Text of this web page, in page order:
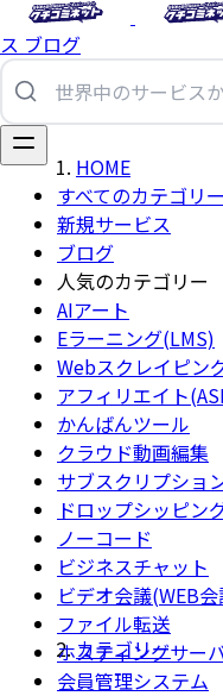
ス ブログ
すべてのカテゴリー
新規サービス
ブログ
人気のカテゴリー
AIアート
Eラーニング(LMS)
Webスクレイピン
アフィリエイト
かんばんツール
クラウド動画編集
サブスクリプショ
ドロップシッピン
ノーコード
ビジネスチャット
ビデオ会議(WEB
ファイル転送
ホスティングサー
会員管理システム
HOME
カテゴリー